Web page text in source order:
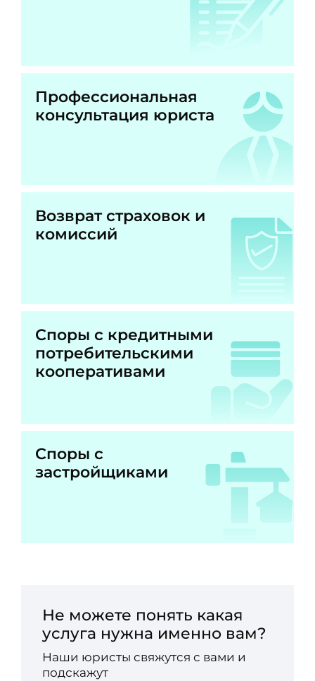
Профессиональная
консультация юриста
Возврат страховок и
комиссий
Споры с кредитными
потребительскими
кооперативами
Споры с
застройщиками
Не можете понять какая
услуга нужна именно вам?
Наши юристы свяжутся с вами и
подскажут